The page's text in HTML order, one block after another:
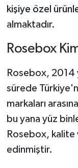
kişiye özel
almaktadır.
Rosebox
Rosebox, 2014
sürede
markaları
bu yana yüz
Rosebox, kalite
edinmiştir.